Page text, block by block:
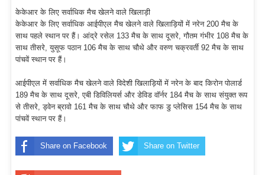
केकेआर के लिए सर्वाधिक मैच खेलने वाले खिलाड़ी
केकेआर के लिए सर्वाधिक आईपीएल मैच खेलने वाले खिलाड़ियों में नरेन 200 मैच के
साथ पहले स्थान पर हैं। आंद्रे रसेल 133 मैच के साथ दूसरे, गौतम गंभीर 108 मैच के
साथ तीसरे, युसूफ पठान 106 मैच के साथ चौथे और वरुण चक्रवर्ती 92 मैच के साथ
पांचवें स्थान पर हैं।
आईपीएल में सर्वाधिक मैच खेलने वाले विदेशी खिलाड़ियों में नरेन के बाद किरोन पोलार्ड
189 मैच के साथ दूसरे, एबी डिविलियर्स और डेविड वॉर्नर 184 मैच के साथ संयुक्त रूप
से तीसरे, ड्वेन ब्रावो 161 मैच के साथ चौथे और फाफ डु प्लेसिस 154 मैच के साथ
पांचवें स्थान पर हैं।
Share on Facebook Share on Twitter